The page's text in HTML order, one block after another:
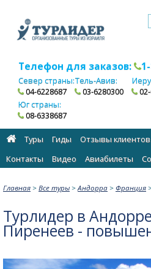
Телефон для заказов:
Север страны:
04-6228687
Тель-Авив:
03-6280300
02-
Юг страны:
08-6338687
Туры Гиды Отзывы клиентов
Контакты
Видео Авиабилеты
Главная > Все туры > Андорра > Франция
Турлидер в
Пиренеев -